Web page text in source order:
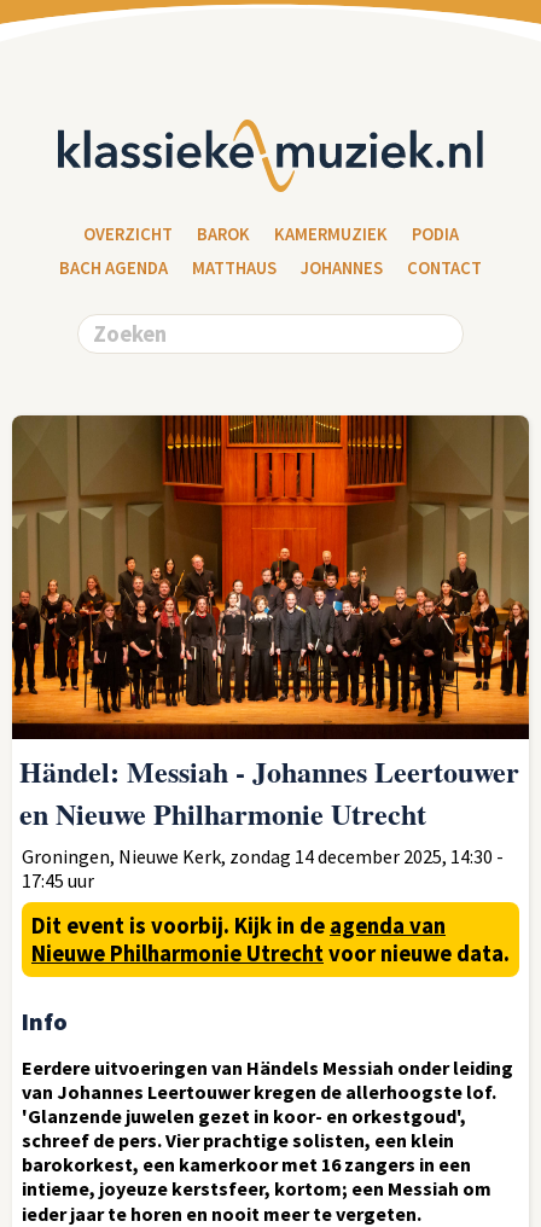
OVERZICHT BAROK KAMERMUZIEK
PODIA
BACH AGENDA
MATTHAUS JOHANNES CONTACT
Händel: Messiah - Johannes Leertouwer
en Nieuwe Philharmonie Utrecht
Groningen, Nieuwe Kerk, zondag 14 december 2025, 14:30 -
17:45 uur
Dit event is voorbij. Kijk in de agenda van
Nieuwe Philharmonie Utrecht voor nieuwe data.
Info
Eerdere uitvoeringen van Händels Messiah onder leiding
van Johannes Leertouwer kregen de allerhoogste lof.
'Glanzende juwelen gezet in koor- en orkestgoud',
schreef de pers. Vier prachtige solisten, een klein
barokorkest, een kamerkoor met 16 zangers in een
intieme, joyeuze kerstsfeer, kortom; een Messiah om
ieder jaar te horen en nooit meer te vergeten.